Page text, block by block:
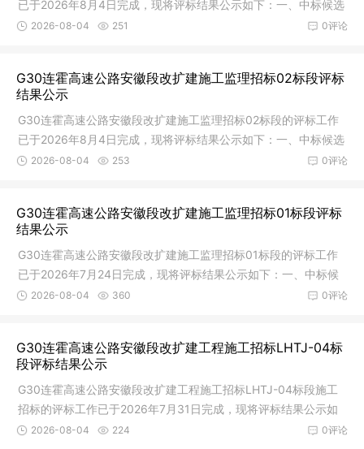
已于2026年8月4日完成，现将评标结果公示如下：一、中标候选
人及其相
0评论
2026-08-04 251
G30连霍高速公路安徽段改扩建施工监理招标02标段评标
结果公示
G30连霍高速公路安徽段改扩建施工监理招标02标段的评标工作
已于2026年8月4日完成，现将评标结果公示如下：一、中标候选
人及其相
0评论
2026-08-04 253
G30连霍高速公路安徽段改扩建施工监理招标01标段评标
结果公示
G30连霍高速公路安徽段改扩建施工监理招标01标段的评标工作
已于2026年7月24日完成，现将评标结果公示如下：一、中标候
选人及其相
0评论
2026-08-04 360
G30连霍高速公路安徽段改扩建工程施工招标LHTJ-04标
段评标结果公示
G30连霍高速公路安徽段改扩建工程施工招标LHTJ-04标段施工
招标的评标工作已于2026年7月31日完成，现将评标结果公示如
下：一、中
0评论
2026-08-04 224